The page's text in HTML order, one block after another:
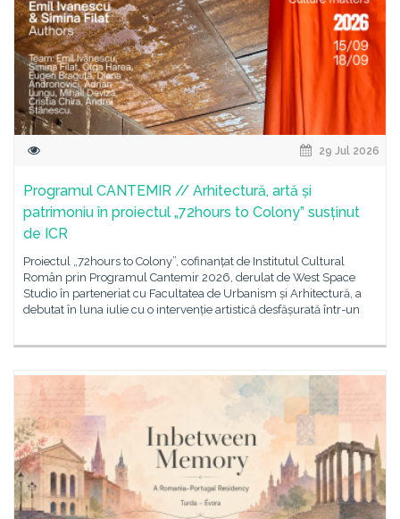
29 Jul 2026
Programul CANTEMIR // Arhitectură, artă și
patrimoniu în proiectul „72hours to Colony” susținut
de ICR
Proiectul „72hours to Colony”, cofinanțat de Institutul Cultural
Român prin Programul Cantemir 2026, derulat de West Space
Studio în parteneriat cu Facultatea de Urbanism și Arhitectură, a
debutat în luna iulie cu o intervenție artistică desfășurată într-un